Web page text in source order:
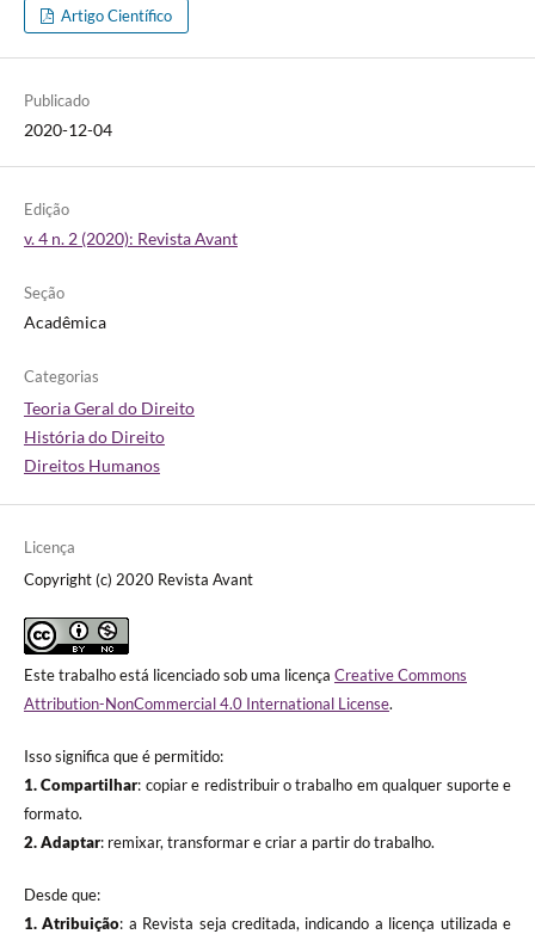
Artigo Científico
Publicado
2020-12-04
Edição
v. 4 n. 2 (2020): Revista Avant
Seção
Acadêmica
Categorias
Teoria Geral do Direito
História do Direito
Direitos Humanos
Licença
Copyright (c) 2020 Revista Avant
Este trabalho está licenciado sob uma licença Creative Commons
Attribution-NonCommercial 4.0 International License.
Isso significa que é permitido:
1. Compartilhar: copiar e redistribuir o trabalho em qualquer suporte e
formato.
2. Adaptar: remixar, transformar e criar a partir do trabalho.
Desde que:
1. Atribuição: a Revista seja creditada, indicando a licença utilizada e